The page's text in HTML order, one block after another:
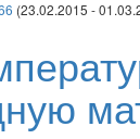
(23.02.2015 -